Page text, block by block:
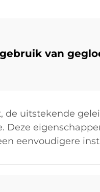
van
uitstekende
eenvoudigere